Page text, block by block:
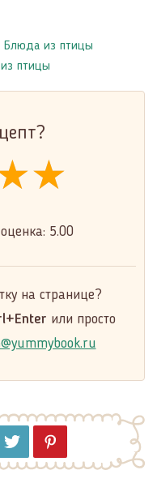
Блюда из птицы
птицы
5.00
на странице?
или просто